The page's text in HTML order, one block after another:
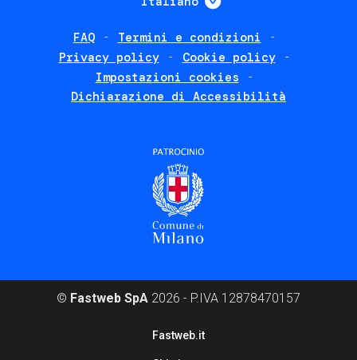
FAQ
Termini e condizioni
Privacy policy
Cookie policy
Impostazioni cookies
Dichiarazione di Accessibilità
© Fastweb SpA 2026 - P.IVA 12878470157
Fastweb.it